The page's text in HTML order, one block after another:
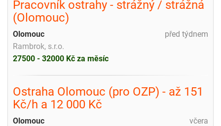
Pracovník ostrahy - strážný / strážná
(Olomouc)
před týdnem
Olomouc
Rambrok, s.r.o.
27500 - 32000 Kč za měsíc
Ostraha Olomouc (pro OZP) - až 151
Kč/h a 12 000 Kč
včera
Olomouc